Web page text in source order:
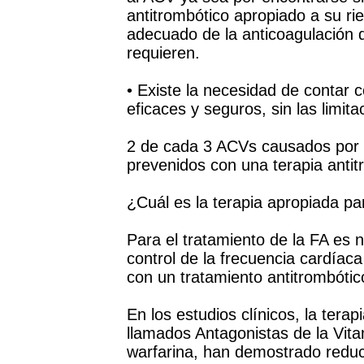
antitrombótico apropiado a su
adecuado de la anticoagulación
requieren.
• Existe la necesidad de contar
eficaces y seguros, sin las
2 de cada 3 ACVs causados
prevenidos con una terapia
¿Cuál es la terapia apropiada
Para el tratamiento de la FA es
control de la frecuencia
con un tratamiento
En los estudios clínicos, la
llamados Antagonistas de la
warfarina, han demostrado